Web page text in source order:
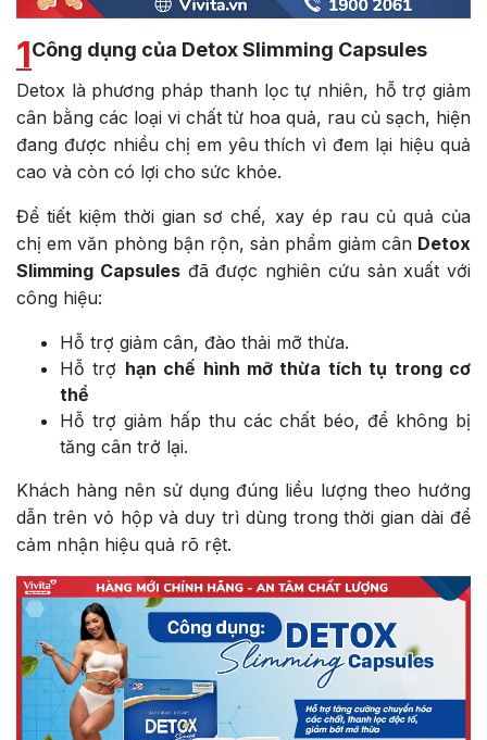
1Công dụng của Detox Slimming Capsules
Detox là phương pháp thanh lọc tự nhiên, hỗ trợ giảm
cân bằng các loại vi chất từ hoa quả, rau củ sạch, hiện
đang được nhiều chị em yêu thích vì đem lại hiệu quả
cao và còn có lợi cho sức khỏe.
Để tiết kiệm thời gian sơ chế, xay ép rau củ quả của
chị em văn phòng bận rộn, sản phẩm giảm cân Detox
Slimming Capsulesđã được nghiên cứu sản xuất với
công hiệu:
Hỗ trợ giảm cân, đào thải mỡ thừa.
Hỗ trợ hạn chế hình mỡ thừa tích tụ trong cơ
thể
Hỗ trợ giảm hấp thu các chất béo, để không bị
tăng cân trở lại.
Khách hàng nên sử dụng đúng liều lượng theo hướng
dẫn trên vỏ hộp và duy trì dùng trong thời gian dài để
cảm nhận hiệu quả rõ rệt.